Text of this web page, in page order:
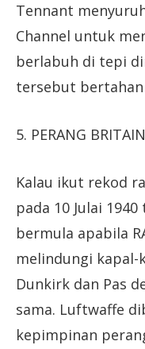
Tennant
Channel untuk
berlabuh di tepi
tersebut
5. PERANG
Kalau ikut rekod
pada 10 Julai
bermula apabila
melindungi kapal-
Dunkirk dan Pas
sama. Luftwaffe
kepimpinan